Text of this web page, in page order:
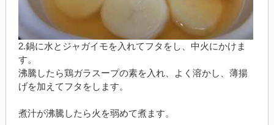
2.鍋に水とジャガイモを入れてフタをし、中火にかけま
す。
沸騰したら鶏ガラスープの素を入れ、よく溶かし、薄揚
げを加えてフタをします。
煮汁が沸騰したら火を弱めて煮ます。